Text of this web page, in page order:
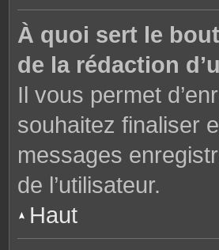
À quoi sert le
de la rédaction
Il vous permet
souhaitez finaliser
messages
de l’utilisateur.
Haut